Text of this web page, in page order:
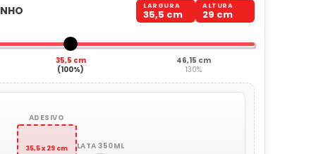
LARGURA
35,5 cm
ALTURA
29 cm
35,5 cm
(100%)
46,15 cm
130%
ADESIVO
35,5 x 29 cm LATA 350ML